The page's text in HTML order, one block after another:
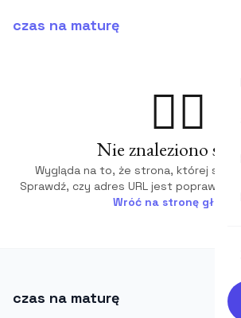
czas na maturę
🤷‍♂️
Nie znaleziono
Wygląda na to, że strona, której
Sprawdź, czy adres URL jest poprawny i
Wróć na stronę
czas na maturę